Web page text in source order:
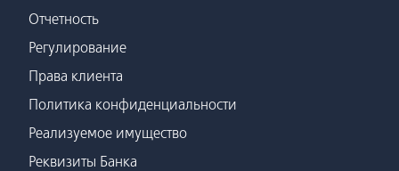
Отчетность
Регулирование
Права клиента
Политика конфиденциальности
Реализуемое имущество
Реквизиты Банка